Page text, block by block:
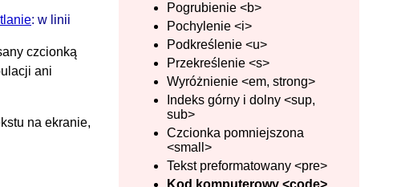
Pogrubienie <b>
Pochylenie <i>
Podkreślenie <u>
Przekreślenie <s>
Wyróżnienie <em, strong>
Indeks górny i dolny <sup,
sub>
Czcionka pomniejszona
<small>
Tekst preformatowany <pre>
Kod komputerowy <code>
: w linii
czcionką
ani
na ekranie,